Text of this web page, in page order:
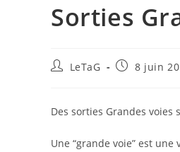
Sorties
LeTaG 8 juin
Des sorties Grandes
Une “grande voie” est